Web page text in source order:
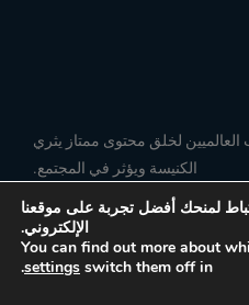
العالميين لخلق محتوى ممتاز يثري
الكنيسة ويؤثر في المجتمع.
تابعنا
ي
س
ي
ن
ي
و
ت
ا
ن
س
لمنحك أفضل تجربة على موقعنا
الإلكتروني.
You can find out more about
switch them off in
settings
.